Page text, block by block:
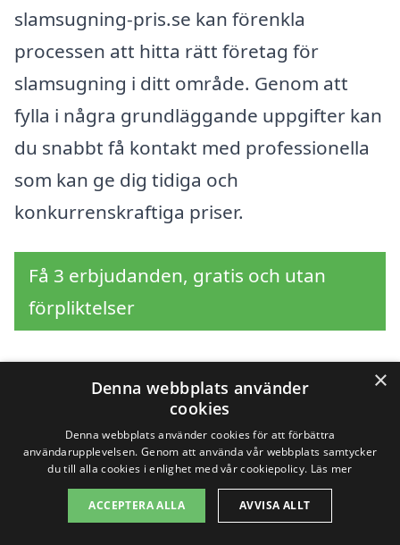
slamsugning-pris.se kan förenkla
processen att hitta rätt företag för
slamsugning i ditt område. Genom att
fylla i några grundläggande uppgifter kan
du snabbt få kontakt med professionella
som kan ge dig tidiga och
konkurrenskraftiga priser.
Få 3 erbjudanden, gratis och utan
förpliktelser
Sök efter en
professionell för
slamsugning i andra
städer nära Stora
×
Denna webbplats använder
cookies
Denna webbplats använder cookies för att förbättra
användarupplevelsen. Genom att använda vår webbplats samtycker
du till alla cookies i enlighet med vår cookiepolicy. Läs mer
ACCEPTERA ALLA AVVISA ALLT